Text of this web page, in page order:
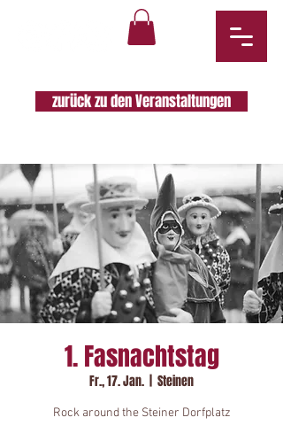
zurück zu den Veranstaltungen
1. Fasnachtstag
Fr., 17. Jan.
  |
Steinen
Rock around the Steiner Dorfplatz